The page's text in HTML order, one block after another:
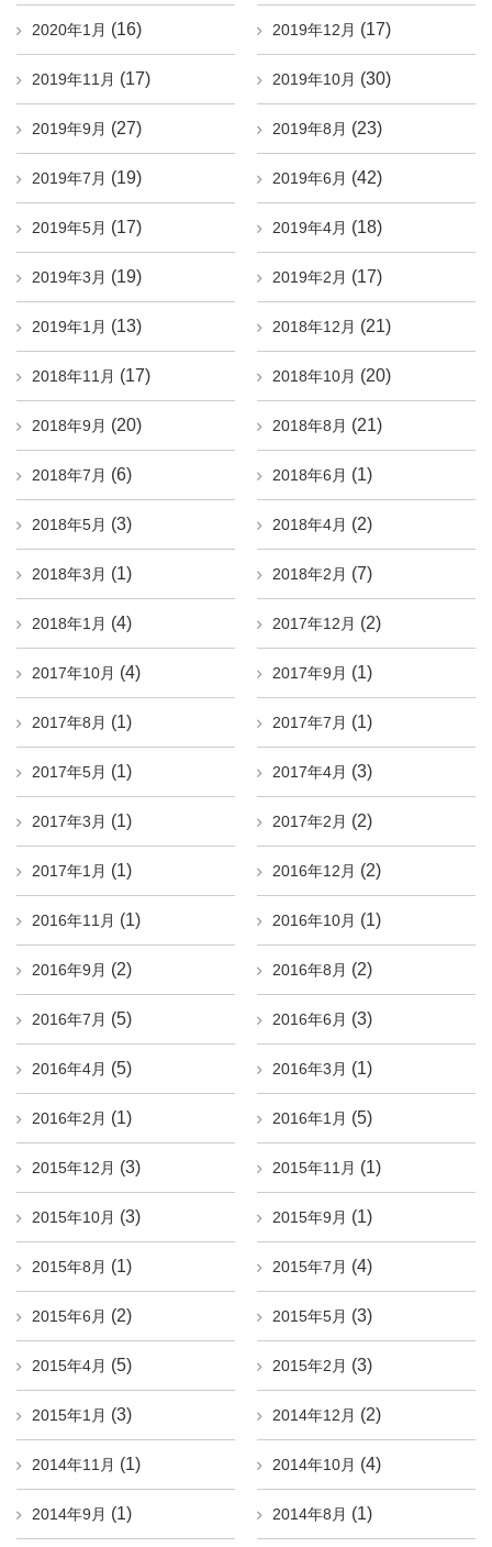
2020年1月 (16) 2019年12月 (17)
2019年11月 (17) 2019年10月 (30)
2019年9月 (27) 2019年8月 (23)
2019年7月 (19) 2019年6月 (42)
2019年5月 (17) 2019年4月 (18)
2019年3月 (19) 2019年2月 (17)
2019年1月 (13) 2018年12月 (21)
2018年11月 (17) 2018年10月 (20)
2018年9月 (20) 2018年8月 (21)
2018年7月 (6) 2018年6月 (1)
2018年5月 (3) 2018年4月 (2)
2018年3月 (1) 2018年2月 (7)
2018年1月 (4) 2017年12月 (2)
2017年10月 (4) 2017年9月 (1)
2017年8月 (1) 2017年7月 (1)
2017年5月 (1) 2017年4月 (3)
2017年3月 (1) 2017年2月 (2)
2017年1月 (1) 2016年12月 (2)
2016年11月 (1) 2016年10月 (1)
2016年9月 (2) 2016年8月 (2)
2016年7月 (5) 2016年6月 (3)
2016年4月 (5) 2016年3月 (1)
2016年2月 (1) 2016年1月 (5)
2015年12月 (3) 2015年11月 (1)
2015年10月 (3) 2015年9月 (1)
2015年8月 (1) 2015年7月 (4)
2015年6月 (2) 2015年5月 (3)
2015年4月 (5) 2015年2月 (3)
2015年1月 (3) 2014年12月 (2)
2014年11月 (1) 2014年10月 (4)
2014年9月 (1) 2014年8月 (1)